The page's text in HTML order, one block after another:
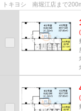
トキヨシ 南堀江店まで
す。駐車場までの距離は